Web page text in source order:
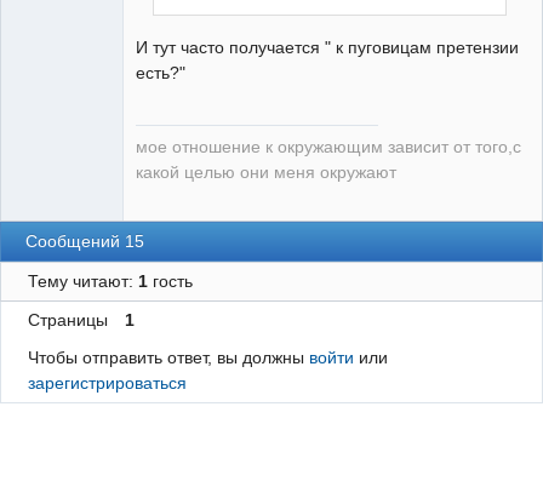
И тут часто получается " к пуговицам претензии
есть?"
мое отношение к окружающим зависит от того,с
какой целью они меня окружают
Сообщений 15
Тему читают: 1гость
Страницы
1
Чтобы отправить ответ, вы должны войти или
зарегистрироваться